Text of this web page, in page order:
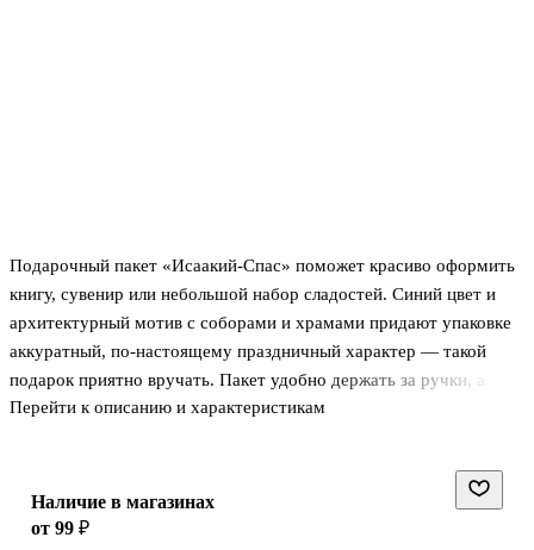
Подарочный пакет «Исаакий-Спас» поможет красиво оформить
книгу, сувенир или небольшой набор сладостей. Синий цвет и
архитектурный мотив с соборами и храмами придают упаковке
аккуратный, по‑настоящему праздничный характер — такой
подарок приятно вручать. Пакет удобно держать за ручки, а
компактный формат подойдёт для небольших презентов и
Перейти к описанию и характеристикам
Наличие в магазинах
от 99 ₽